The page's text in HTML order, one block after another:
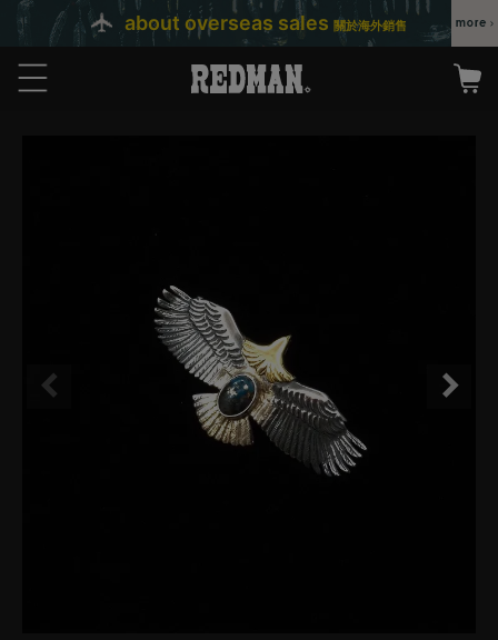
about overseas sales 關於海外銷售